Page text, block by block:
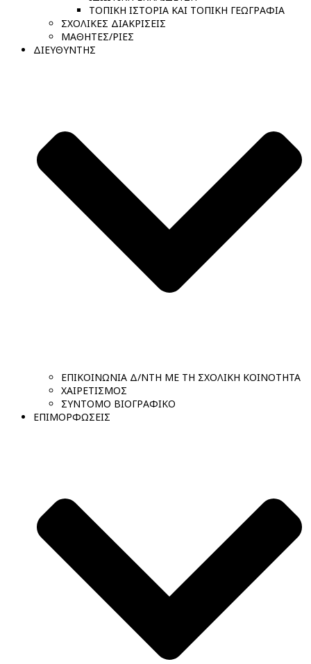
ΤΟΠΙΚΗ ΙΣΤΟΡΙΑ ΚΑΙ ΤΟΠΙΚΗ ΓΕΩΓΡΑΦΙΑ
ΣΧΟΛΙΚΕΣ ΔΙΑΚΡΙΣΕΙΣ
ΜΑΘΗΤΕΣ/ΡΙΕΣ
ΔΙΕΥΘΥΝΤΗΣ
ΕΠΙΚΟΙΝΩΝΙΑ Δ/ΝΤΗ ΜΕ ΤΗ ΣΧΟΛΙΚΗ ΚΟΙΝΟΤΗΤΑ
ΧΑΙΡΕΤΙΣΜΟΣ
ΣΥΝΤΟΜΟ ΒΙΟΓΡΑΦΙΚΟ
ΕΠΙΜΟΡΦΩΣΕΙΣ